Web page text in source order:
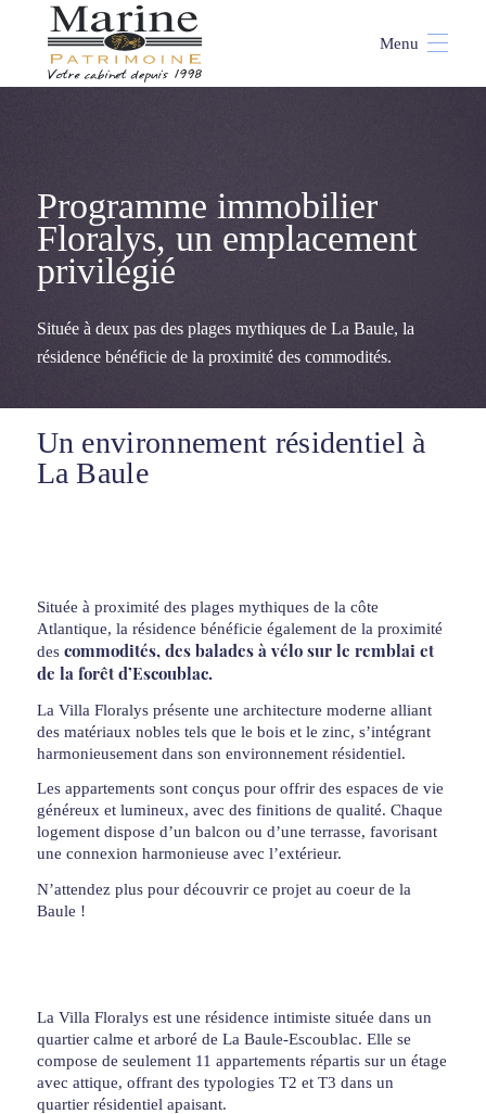
Programme immobilier
Floralys, un emplacement
privilégié
Située à deux pas des plages mythiques de La Baule, la
résidence bénéficie de la proximité des commodités.
Un environnement résidentiel à
La Baule
Située à proximité des plages mythiques de la côte
Atlantique, la résidence bénéficie également de la proximité
des commodités, des balades à vélo sur le remblai et
de la forêt d’Escoublac.
La Villa Floralys présente une architecture moderne alliant
des matériaux nobles tels que le bois et le zinc, s’intégrant
harmonieusement dans son environnement résidentiel.
Les appartements sont conçus pour offrir des espaces de vie
généreux et lumineux, avec des finitions de qualité. Chaque
logement dispose d’un balcon ou d’une terrasse, favorisant
une connexion harmonieuse avec l’extérieur.
N’attendez plus pour découvrir ce projet au coeur de la
Baule !
La Villa Floralys est une résidence intimiste située dans un
quartier calme et arboré de La Baule-Escoublac. Elle se
compose de seulement 11 appartements répartis sur un étage
avec attique, offrant des typologies T2 et T3 dans un
quartier résidentiel apaisant.